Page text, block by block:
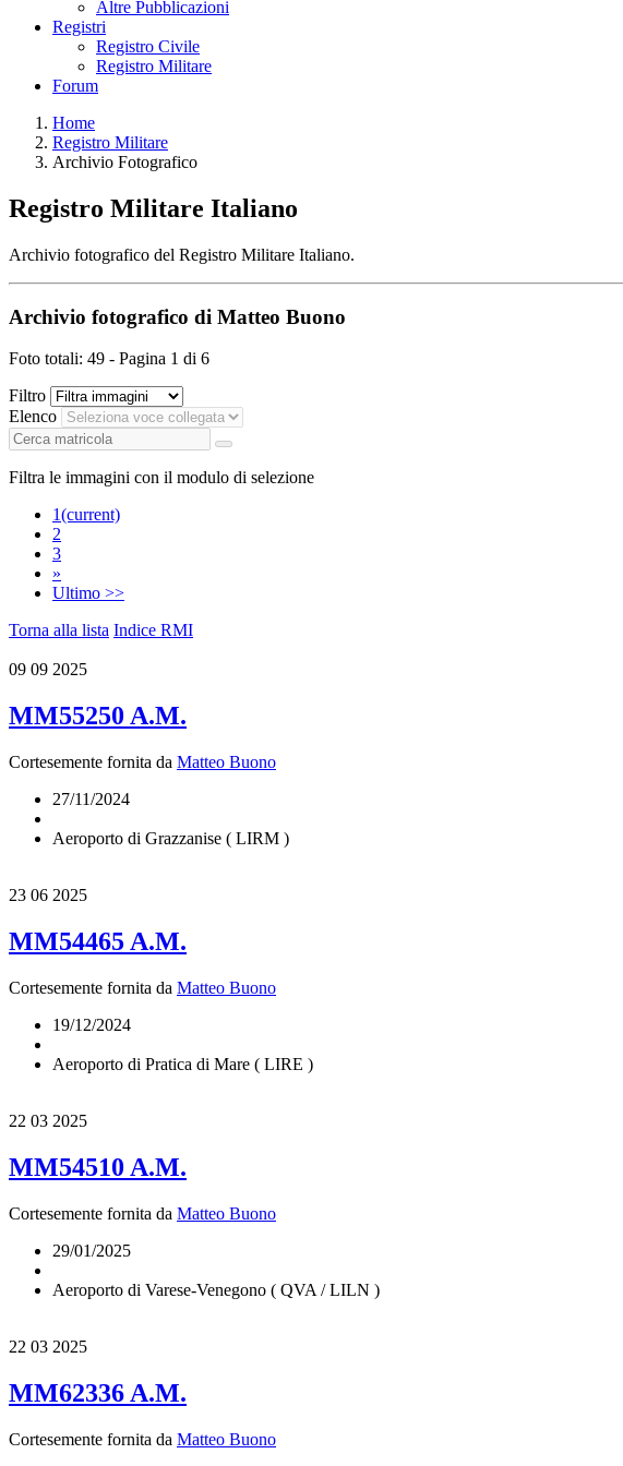
Altre Pubblicazioni
Registri
Registro Civile
Registro Militare
Forum
Home
Registro Militare
Archivio Fotografico
Registro Militare Italiano
Archivio fotografico del Registro Militare Italiano.
Archivio fotografico di Matteo Buono
Foto totali: 49 - Pagina 1 di 6
Filtro
Elenco
Filtra le immagini con il modulo di selezione
1(current)
2
3
»
Ultimo >>
Torna alla lista Indice RMI
09 09 2025
MM55250 A.M.
Cortesemente fornita da Matteo Buono
27/11/2024
Aeroporto di Grazzanise ( LIRM )
23 06 2025
MM54465 A.M.
Cortesemente fornita da Matteo Buono
19/12/2024
Aeroporto di Pratica di Mare ( LIRE )
22 03 2025
MM54510 A.M.
Cortesemente fornita da Matteo Buono
29/01/2025
Aeroporto di Varese-Venegono ( QVA / LILN )
22 03 2025
MM62336 A.M.
Cortesemente fornita da Matteo Buono